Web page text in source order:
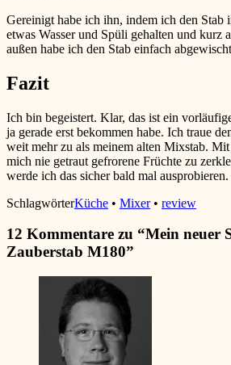
Gereinigt habe ich ihn, indem ich den Stab
etwas Wasser und Spüli gehalten und kurz
außen habe ich den Stab einfach
Fazit
Ich bin begeistert. Klar, das ist ein
ja gerade erst bekommen habe. Ich traue
weit mehr zu als meinem alten Mixstab.
mich nie getraut gefrorene Früchte zu
werde ich das sicher bald mal ausprobieren.
SchlagwörterKüche • Mixer• review
12 Kommentare zu “Mein neuer
Zauberstab M180”